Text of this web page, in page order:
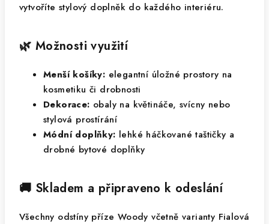
vytvoříte stylový doplněk do každého interiéru.
🌿 Možnosti využití
Menší košíky: elegantní úložné prostory na
kosmetiku či drobnosti
Dekorace: obaly na květináče, svícny nebo
stylová prostírání
Módní doplňky: lehké háčkované taštičky a
drobné bytové doplňky
🚚 Skladem a připraveno k odeslání
Všechny odstíny příze Woody včetně varianty Fialová